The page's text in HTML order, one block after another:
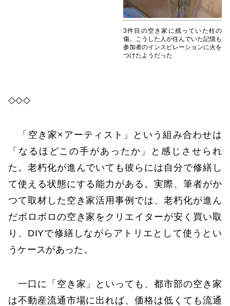
3件目の空き家に残っていた柱の
傷。こうした人が住んでいた記憶も
参加者のインスピレーションに火を
つけたようだった
◇◇◇
「空き家×アーティスト」という組み合わせは
「なるほどこの手があったか」と感じさせられ
た。老朽化が進んでいても彼らには自分で修繕し
て使える状態にする能力がある。実際、筆者がか
つて取材した空き家活用事例では、老朽化が進ん
だボロボロの空き家をクリエイターが安く買い取
り、DIYで修繕しながらアトリエとして使うとい
うケースがあった。
一口に「空き家」といっても、都市部の空き家
は不動産流通市場に出れば、価格は低くても流通